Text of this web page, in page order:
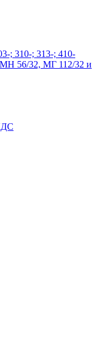
; 310-; 313-; 410-
56/32, МГ 112/32 и